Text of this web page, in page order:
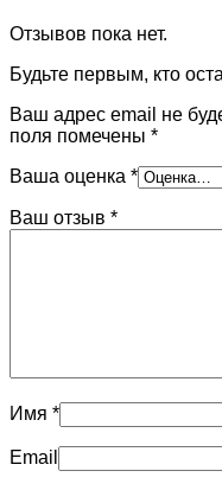
Отзывов пока нет.
Будьте первым, кто
Ваш адрес email не
поля помечены *
Ваша оценка *
Ваш отзыв *
Имя *
Email